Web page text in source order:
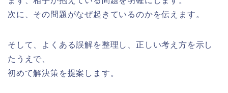
次に、その問題がなぜ起きているのかを伝えます。
そして、よくある誤解を整理し、正しい考え方を示し
たうえで、
初めて解決策を提案します。